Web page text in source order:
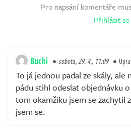
Pro napsání komentáře
Přihlásit se
Buchi sobota, 29. 4., 11:09
To já jednou padal ze skály, ale
pádu stihl odeslat objednávku
tom okamžiku jsem se zachytil
jsem se.